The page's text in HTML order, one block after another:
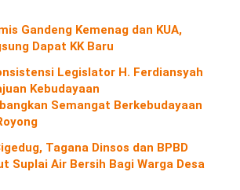
Gandeng Kemenag dan KUA,
Dapat KK Baru
Legislator H. Ferdiansyah
Kebudayaan
Semangat Berkebudayaan
Tagana Dinsos dan BPBD
Suplai Air Bersih Bagi Warga Desa